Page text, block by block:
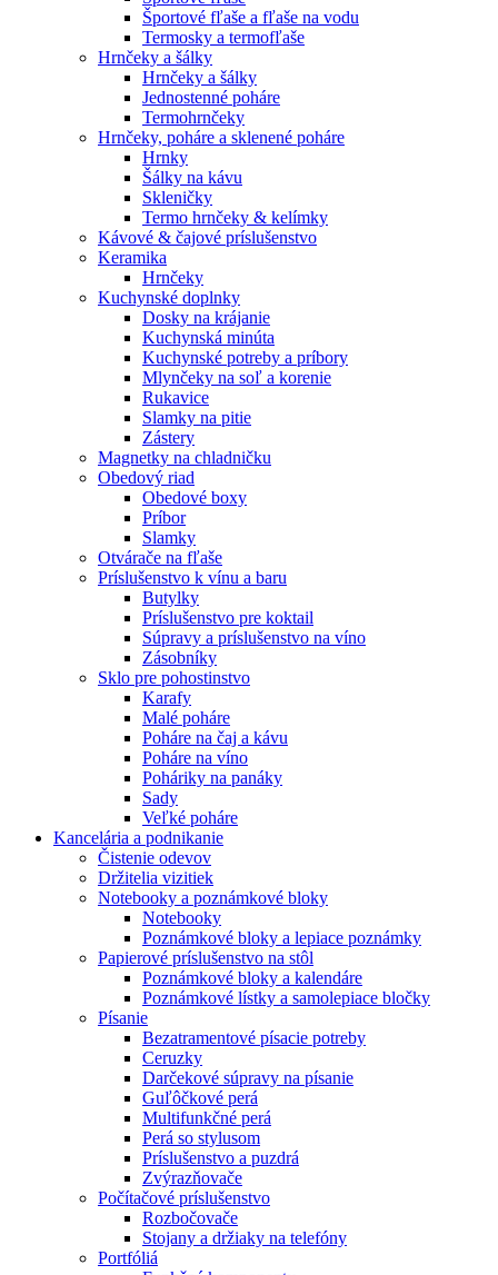
Športové fľaše a fľaše na vodu
Termosky a termofľaše
Hrnčeky a šálky
Hrnčeky a šálky
Jednostenné poháre
Termohrnčeky
Hrnčeky, poháre a sklenené poháre
Hrnky
Šálky na kávu
Skleničky
Termo hrnčeky & kelímky
Kávové & čajové príslušenstvo
Keramika
Hrnčeky
Kuchynské doplnky
Dosky na krájanie
Kuchynská minúta
Kuchynské potreby a príbory
Mlynčeky na soľ a korenie
Rukavice
Slamky na pitie
Zástery
Magnetky na chladničku
Obedový riad
Obedové boxy
Príbor
Slamky
Otvárače na fľaše
Príslušenstvo k vínu a baru
Butylky
Príslušenstvo pre koktail
Súpravy a príslušenstvo na víno
Zásobníky
Sklo pre pohostinstvo
Karafy
Malé poháre
Poháre na čaj a kávu
Poháre na víno
Poháriky na panáky
Sady
Veľké poháre
Kancelária a podnikanie
Čistenie odevov
Držitelia vizitiek
Notebooky a poznámkové bloky
Notebooky
Poznámkové bloky a lepiace poznámky
Papierové príslušenstvo na stôl
Poznámkové bloky a kalendáre
Poznámkové lístky a samolepiace bločky
Písanie
Bezatramentové písacie potreby
Ceruzky
Darčekové súpravy na písanie
Guľôčkové perá
Multifunkčné perá
Perá so stylusom
Príslušenstvo a puzdrá
Zvýrazňovače
Počítačové príslušenstvo
Rozbočovače
Stojany a držiaky na telefóny
Portfóliá